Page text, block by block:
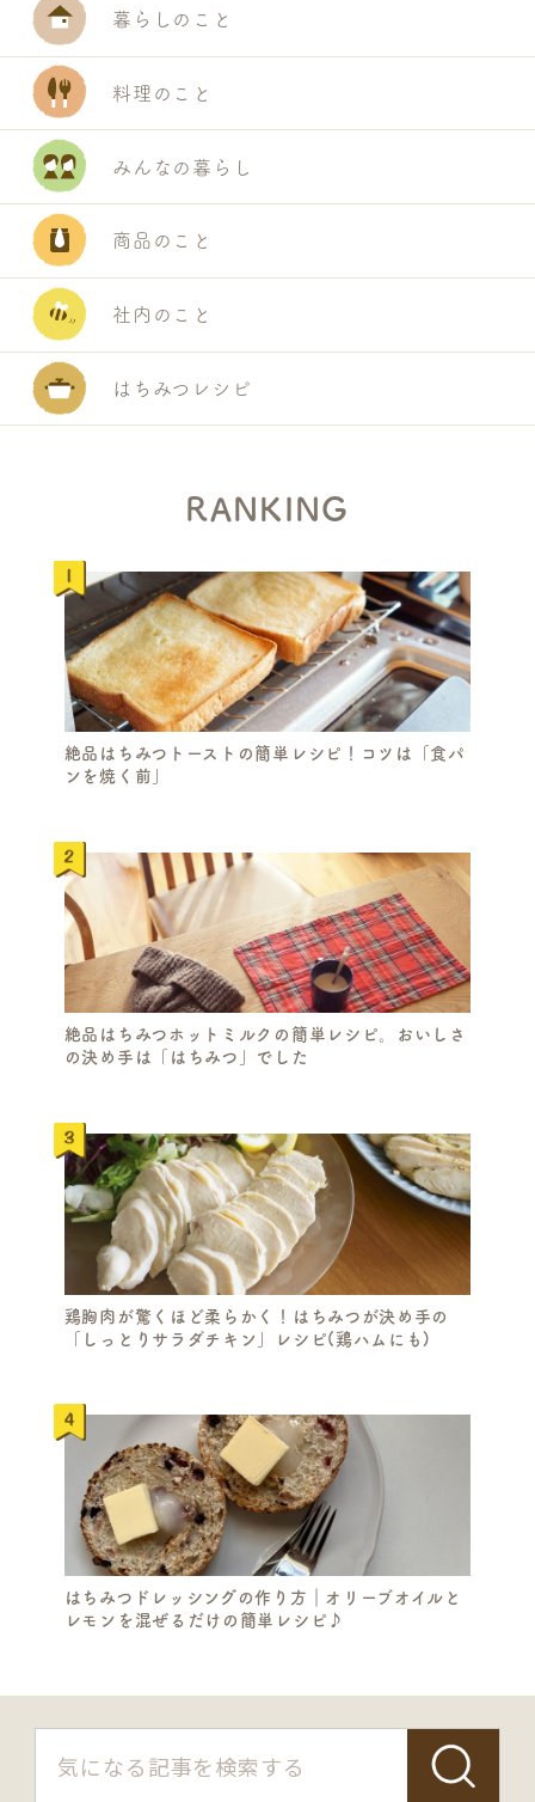
暮らしのこと
料理のこと
みんなの暮らし
商品のこと
社内のこと
はちみつレシピ
RANKING
絶品はちみつトーストの簡単レシピ！コツは「食パ
ンを焼く前」
絶品はちみつホットミルクの簡単レシピ。おいしさ
の決め手は「はちみつ」でした
鶏胸肉が驚くほど柔らかく！はちみつが決め手の
「しっとりサラダチキン」レシピ(鶏ハムにも)
はちみつドレッシングの作り方｜オリーブオイルと
レモンを混ぜるだけの簡単レシピ♪
S
E
A
R
C
H